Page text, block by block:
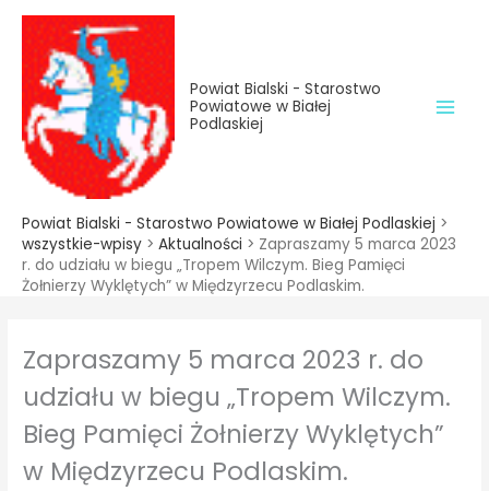
treści
Przejdź
treści
Powiat Bialski - Starostwo
Powiatowe w Białej
Podlaskiej
Powiat Bialski - Starostwo Powiatowe w Białej Podlaskiej >
wszystkie-wpisy > Aktualności > Zapraszamy 5 marca 2023
r. do udziału w biegu „Tropem Wilczym. Bieg Pamięci
Żołnierzy Wyklętych” w Międzyrzecu Podlaskim.
Zapraszamy 5 marca 2023 r. do
udziału w biegu „Tropem Wilczym.
Bieg Pamięci Żołnierzy Wyklętych”
w Międzyrzecu Podlaskim.